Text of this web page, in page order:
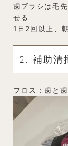
歯ブラシは毛
せる
1日2回以上、
2. 補助清
フロス：歯と